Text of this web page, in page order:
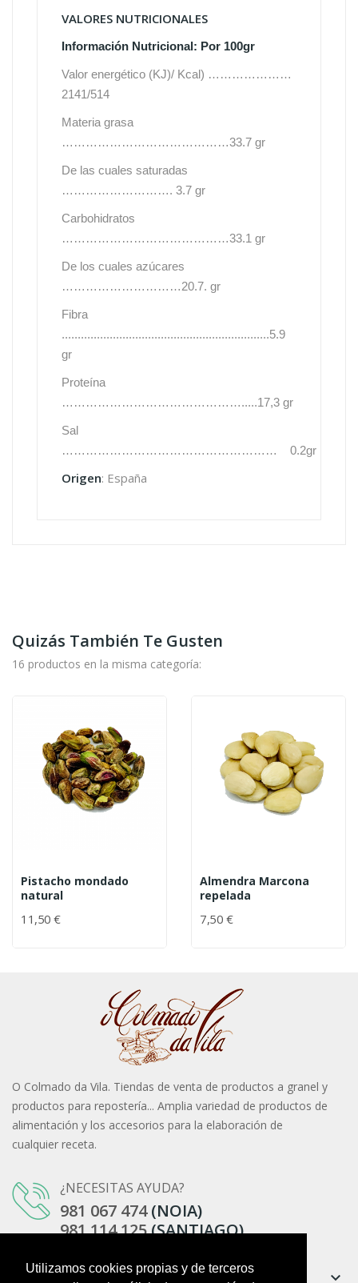
Utilizamos cookies propias y de terceros
VALORES NUTRICIONALES
Información Nutricional: Por 100gr
Valor energético (KJ)/ Kcal) …………………
2141/514
Materia grasa
……………………………………33.7 gr
De las cuales saturadas
………………………. 3.7 gr
Carbohidratos
……………………………………33.1 gr
De los cuales azúcares
…………………………20.7. gr
Fibra
.................................................................5.9
gr
Proteína
……………………………………….....17,3 gr
Sal
………………………………………………
0.2gr
Origen: España
Quizás También Te Gusten
16 productos en la misma categoría:
Pistacho mondado
natural
11,50 €
Almendra Marcona
repelada
7,50 €
O Colmado da Vila. Tiendas de venta de productos a granel y
productos para repostería... Amplia variedad de productos de
alimentación y los accesorios para la elaboración de
cualquier receta.
¿NECESITAS AYUDA?
981 067 474(NOIA)
981 114 125(SANTIAGO)
Información keyboard_arrow_down